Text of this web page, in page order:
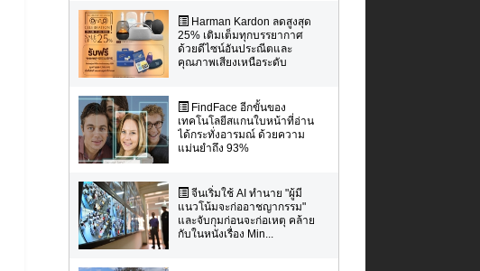
Harman Kardon ลดสูงสุด
25% เติมเต็มทุกบรรยากาศ
ด้วยดีไซน์อันประณีตและ
คุณภาพเสียงเหนือระดับ
FindFace อีกขั้นของ
เทคโนโลยีสแกนใบหน้าที่อ่าน
ได้กระทั่งอารมณ์ ด้วยความ
แม่นยำถึง 93%
จีนเริ่มใช้ AI ทำนาย "ผู้มี
แนวโน้มจะก่ออาชญากรรม"
และจับกุมก่อนจะก่อเหตุ คล้าย
กับในหนังเรื่อง Min...